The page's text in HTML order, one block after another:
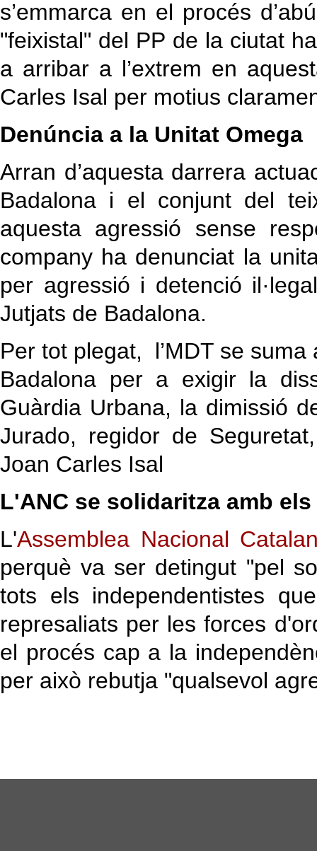
s’emmarca en el procés
"feixistal" del PP de la ciutat
a arribar a l’extrem en
Carles Isal per motius
Denúncia a la Unitat Omega
Arran d’aquesta darrera
Badalona i el conjunt del
aquesta agressió sense
company ha denunciat la
per agressió i detenció
Jutjats de Badalona.
Per tot plegat, l’MDT se
Badalona per a exigir la
Guàrdia Urbana, la dimissió
Jurado, regidor de
Joan Carles Isal
L'ANC se solidaritza amb
L'Assemblea Nacional
perquè va ser detingut "pel
tots els independentistes
represaliats per les forces
el procés cap a la
per això rebutja "qualsevol